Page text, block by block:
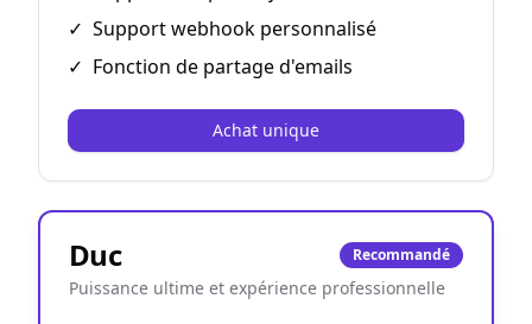
✓ Support webhook personnalisé
✓ Fonction de partage d'emails
Achat unique
Duc Recommandé
Puissance ultime et expérience professionnelle